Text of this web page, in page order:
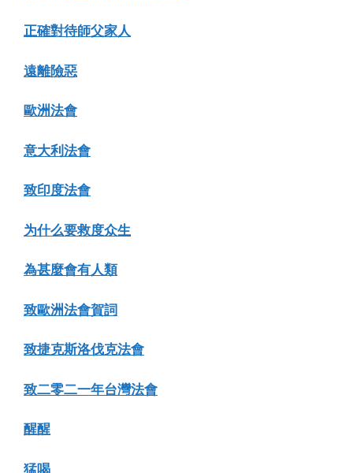
正確對待師父家人
遠離險惡
歐洲法會
意大利法會
致印度法會
为什么要救度众生
為甚麼會有人類
致歐洲法會賀詞
致捷克斯洛伐克法會
致二零二一年台灣法會
醒醒
猛喝